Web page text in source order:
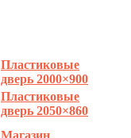
Пластиковые
дверь 2000×900
Пластиковые
дверь 2050×860
Магазин